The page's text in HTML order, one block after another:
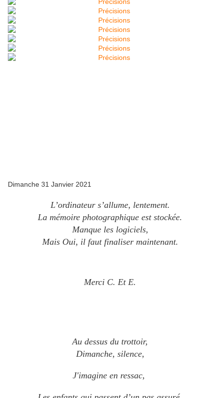
Dimanche 31 Janvier 2021
L’ordinateur s’allume, lentement.
La mémoire photographique est stockée.
Manque les logiciels,
Mais Oui, il faut finaliser maintenant.
Merci C. Et E.
Au dessus du trottoir,
Dimanche, silence,
J'imagine en ressac,